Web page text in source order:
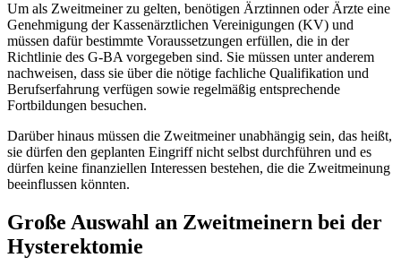
Um als Zweitmeiner zu gelten, benötigen Ärztinnen oder Ärzte eine
Genehmigung der Kassenärztlichen Vereinigungen (KV) und
müssen dafür bestimmte Voraussetzungen erfüllen, die in der
Richtlinie des G-BA vorgegeben sind. Sie müssen unter anderem
nachweisen, dass sie über die nötige fachliche Qualifikation und
Berufserfahrung verfügen sowie regelmäßig entsprechende
Fortbildungen besuchen.
Darüber hinaus müssen die Zweitmeiner unabhängig sein, das heißt,
sie dürfen den geplanten Eingriff nicht selbst durchführen und es
dürfen keine finanziellen Interessen bestehen, die die Zweitmeinung
beeinflussen könnten.
Große Auswahl an Zweitmeinern bei der
Hysterektomie